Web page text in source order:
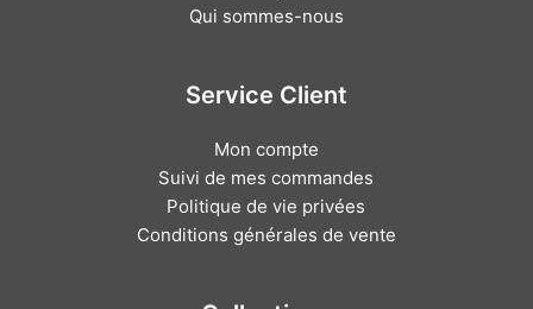
Qui sommes-nous
Service Client
Mon compte
Suivi de mes commandes
Politique de vie privées
Conditions générales de vente